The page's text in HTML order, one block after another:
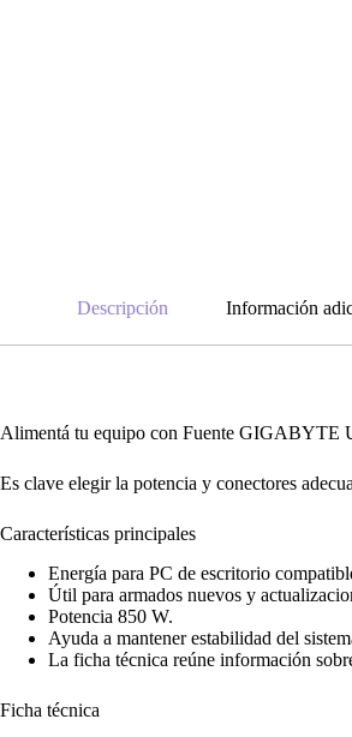
Descripción Información
Alimentá tu equipo con Fuente GIGABYTE
Es clave elegir la potencia y conectores
Características principales
Energía para PC de escritorio
Útil para armados nuevos y
Potencia 850 W.
Ayuda a mantener estabilidad del
La ficha técnica reúne información
Ficha técnica